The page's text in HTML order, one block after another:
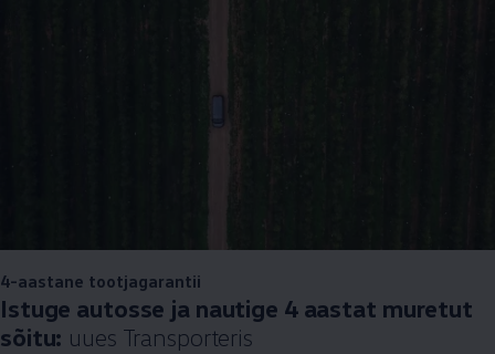
4-aastane tootjagarantii
Istuge autosse ja nautige 4 aastat muretut
sõitu: uues Transporteris